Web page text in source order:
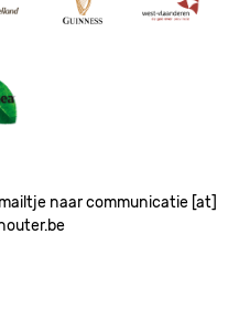
Image Image
naar communicatie [at]